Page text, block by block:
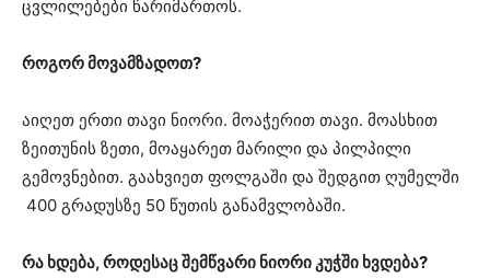
ცვლილებები წარიმართოს.
როგორ მოვამზადოთ?
აიღეთ ერთი თავი ნიორი. მოაჭერით თავი. მოასხით
ზეითუნის ზეთი, მოაყარეთ მარილი და პილპილი
გემოვნებით. გაახვიეთ ფოლგაში და შედგით ღუმელში
400 გრადუსზე 50 წუთის განამვლობაში.
რა ხდება, როდესაც შემწვარი ნიორი კუჭში ხვდება?